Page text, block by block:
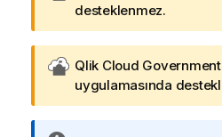
o
v
n
o
t
e
desteklenmez.
G
o
v
Qlik Cloud
uygulamasında